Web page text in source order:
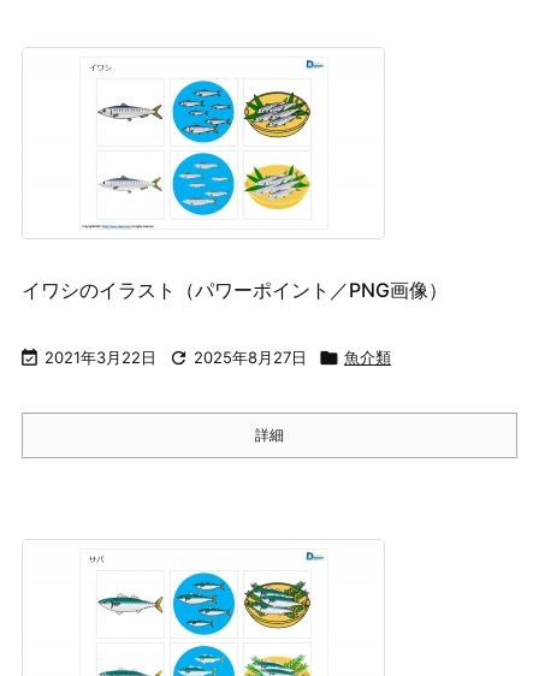
イワシのイラスト（パワーポイント／PNG画像）
 2021年3月22日  2025年8月27日  魚介類
詳細